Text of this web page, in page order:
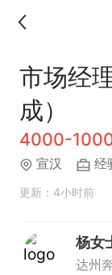
市场经
成）
4000-
宣汉 经
更新：4小时前
杨女
达州